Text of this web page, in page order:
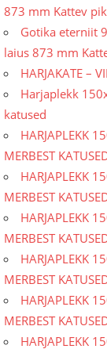
873 mm Kattev
Gotika eterniit
laius 873 mm
HARJAKATE –
Harjaplekk
katused
HARJAPLEKK
MERBEST
HARJAPLEKK
MERBEST
HARJAPLEKK
MERBEST
HARJAPLEKK
MERBEST
HARJAPLEKK
MERBEST
HARJAPLEKK